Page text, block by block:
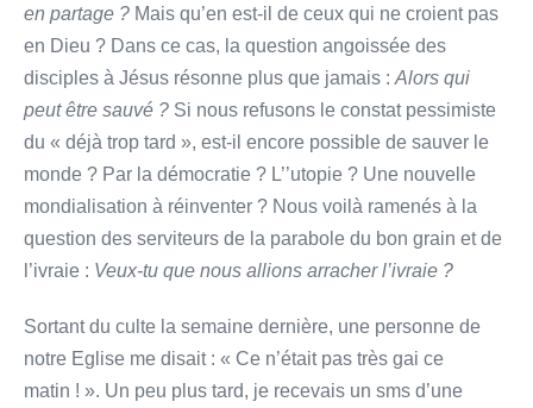
en partage ? Mais qu’en est-il de ceux qui ne croient pas
en Dieu ? Dans ce cas, la question angoissée des
disciples à Jésus résonne plus que jamais : Alors qui
peut être sauvé ? Si nous refusons le constat pessimiste
du « déjà trop tard », est-il encore possible de sauver le
monde ? Par la démocratie ? L’’utopie ? Une nouvelle
mondialisation à réinventer ? Nous voilà ramenés à la
question des serviteurs de la parabole du bon grain et de
l’ivraie : Veux-tu que nous allions arracher l’ivraie ?
Sortant du culte la semaine dernière, une personne de
notre Eglise me disait : « Ce n’était pas très gai ce
matin ! ». Un peu plus tard, je recevais un sms d’une